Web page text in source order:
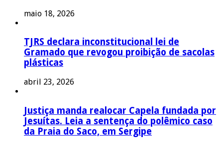
maio 18, 2026
TJRS declara inconstitucional lei de
Gramado que revogou proibição de sacolas
plásticas
abril 23, 2026
Justiça manda realocar Capela fundada por
Jesuítas. Leia a sentença do polêmico caso
da Praia do Saco, em Sergipe